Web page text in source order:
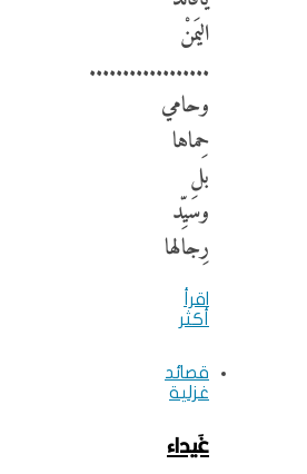
اليَمنْ
..................
وحامي
حِماها
بل
وسَيِّد
رِجالها
اقرأ
أكثر
قصائد
غزلية
غَيداء